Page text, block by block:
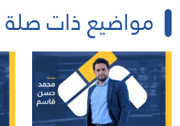
مواضيع ذات صلة